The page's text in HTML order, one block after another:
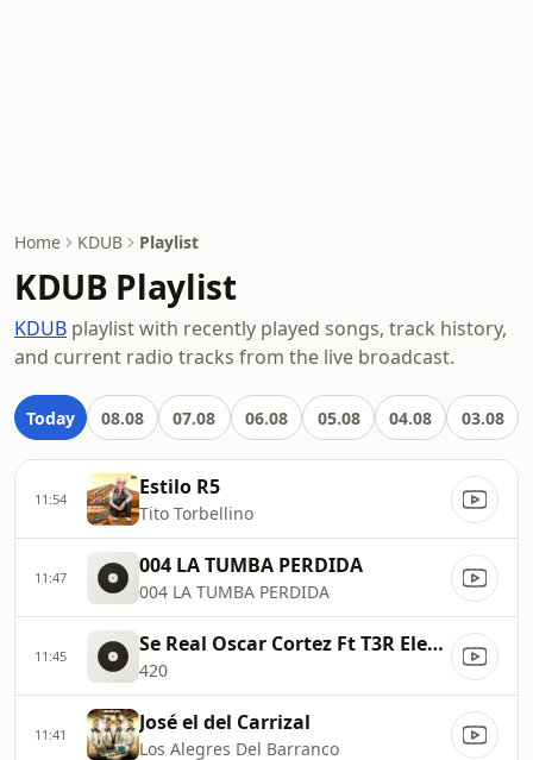
Home KDUB Playlist
KDUB Playlist
KDUB playlist with recently played songs, track history,
and current radio tracks from the live broadcast.
Today 08.08 07.08 06.08 05.08 04.08 03.08
11:54 Estilo R5
Tito Torbellino
11:47 004 LA TUMBA PERDIDA
004 LA TUMBA PERDIDA
11:45 Se Real Oscar Cortez Ft T3R Elemento DEL Records 2019
420
11:41 José el del Carrizal
Los Alegres Del Barranco